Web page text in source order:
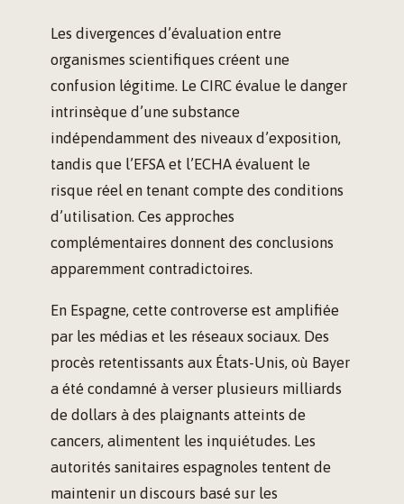
Les divergences d’évaluation entre
organismes scientifiques créent une
confusion légitime. Le CIRC évalue le danger
intrinsèque d’une substance
indépendamment des niveaux d’exposition,
tandis que l’EFSA et l’ECHA évaluent le
risque réel en tenant compte des conditions
d’utilisation. Ces approches
complémentaires donnent des conclusions
apparemment contradictoires.
En Espagne, cette controverse est amplifiée
par les médias et les réseaux sociaux. Des
procès retentissants aux États-Unis, où Bayer
a été condamné à verser plusieurs milliards
de dollars à des plaignants atteints de
cancers, alimentent les inquiétudes. Les
autorités sanitaires espagnoles tentent de
maintenir un discours basé sur les